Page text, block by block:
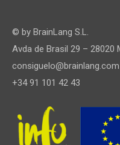
© by BrainLang S.L.
Avda de Brasil 29 – 28020
consiguelo@brainlang.com
+34 91 101 42 43